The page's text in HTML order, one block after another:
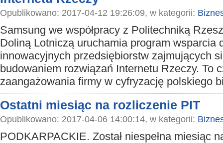
Opublikowano: 2017-04-12 19:26:09, w kategorii:
Samsung we współpracy z Politechniką
Doliną Lotniczą uruchamia program wsparcia
innowacyjnych przedsiębiorstw zajmujących
budowaniem rozwiązań Internetu Rzeczy. To
zaangażowania firmy w cyfryzację polskiego
Ostatni miesiąc na rozliczenie PIT
Opublikowano: 2017-04-06 14:00:14, w kategorii:
PODKARPACKIE. Został niespełna miesiąc